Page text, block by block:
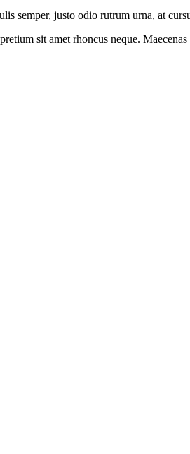
semper, justo odio rutrum urna, at
sit amet rhoncus neque.